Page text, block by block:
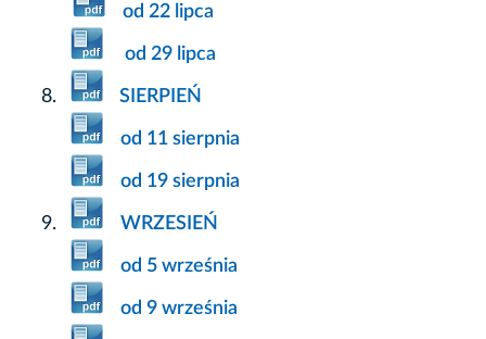
od 22 lipca
od 29 lipca
SIERPIEŃ
od 11 sierpnia
od 19 sierpnia
WRZESIEŃ
od 5 września
od 9 września